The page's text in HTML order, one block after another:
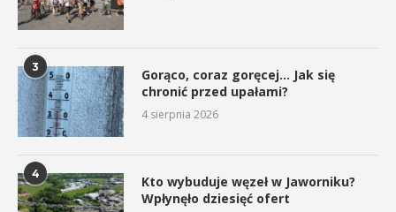
3
Gorąco, coraz goręcej… Jak się
chronić przed upałami?
4 sierpnia 2026
4
Kto wybuduje węzeł w Jaworniku?
Wpłynęło dziesięć ofert